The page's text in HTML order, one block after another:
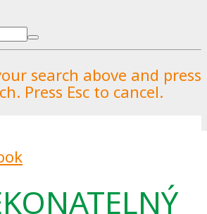
search above and press
Press Esc to cancel.
funguje na baterky! A
častěji